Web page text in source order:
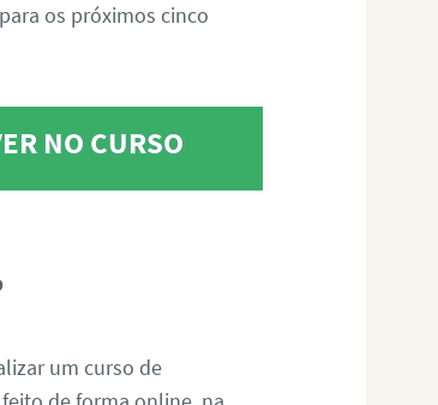
os próximos cinco
NO CURSO
um curso de